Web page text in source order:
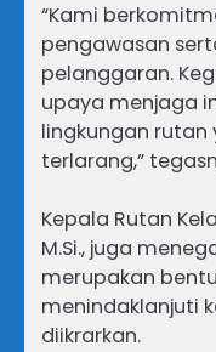
“Kami
pengawasan
pelanggaran.
upaya menjaga
lingkungan rutan
terlarang,”
Kepala Rutan
M.Si., juga
merupakan
menindaklanjuti
diikrarkan.